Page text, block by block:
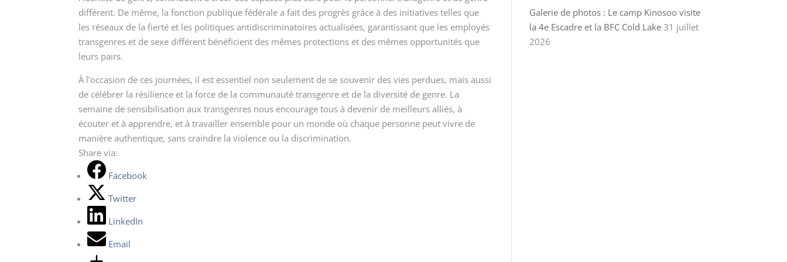
différent. De même, la fonction publique fédérale a fait des progrès grâce à des initiatives telles que
les réseaux de la fierté et les politiques antidiscriminatoires actualisées, garantissant que les employés
transgenres et de sexe différent bénéficient des mêmes protections et des mêmes opportunités que
leurs pairs.
À l’occasion de ces journées, il est essentiel non seulement de se souvenir des vies perdues, mais aussi
de célébrer la résilience et la force de la communauté transgenre et de la diversité de genre. La
semaine de sensibilisation aux transgenres nous encourage tous à devenir de meilleurs alliés, à
écouter et à apprendre, et à travailler ensemble pour un monde où chaque personne peut vivre de
manière authentique, sans craindre la violence ou la discrimination.
Share via:
Facebook
Twitter
LinkedIn
Email
Galerie de photos : Le camp Kinosoo visite
la 4e Escadre et la BFC Cold Lake 31 juillet
2026